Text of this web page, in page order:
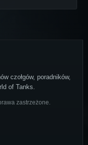
czołgów, poradników,
of Tanks.
zastrzeżone.